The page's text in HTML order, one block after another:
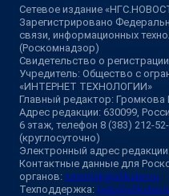
Сетевое издание
Зарегистрировано
связи, информационных
(Роскомнадзор)
Свидетельство о
Учредитель: Общество с
«ИНТЕРНЕТ ТЕХНОЛОГИИ»
Главный редактор: Громкова
Адрес редакции: 630099,
6 этаж, телефон 8 (383) 212-
(круглосуточно)
Электронный адрес редакции:
Контактные данные для
органов: juristnsk@shkulev.ru
Техподдержка: